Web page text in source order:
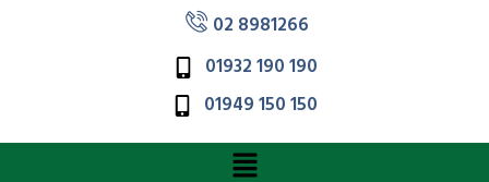
02 8981266
01932 190 190
01949 150 150